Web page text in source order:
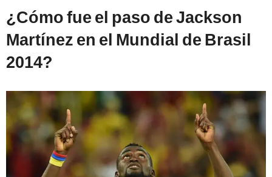
¿Cómo fue el paso de Jackson
Martínez en el Mundial de Brasil
2014?